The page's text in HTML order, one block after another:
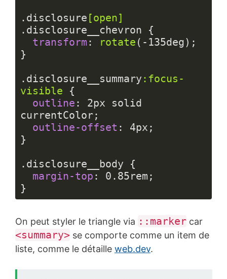
.disclosure [open]
.disclosure__chevron {
transform : rotate (- 135deg);
}
.disclosure__summary :focus-
visible {
outline : 2px solid
currentColor;
outline-offset : 4px ;
}
.disclosure__body {
margin-top : 0.85rem ;
code :
CSS
(css)
On peut styler le triangle via ::marker car
<summary> se comporte comme un item de
liste, comme le détaille web.dev.